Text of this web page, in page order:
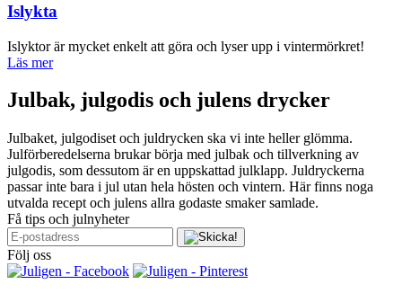
Islykta
Islyktor är mycket enkelt att göra och lyser upp i vintermörkret!
Läs mer
Julbak, julgodis och julens drycker
Julbaket, julgodiset och juldrycken ska vi inte heller glömma.
Julförberedelserna brukar börja med julbak och tillverkning av
julgodis, som dessutom är en uppskattad julklapp. Juldryckerna
passar inte bara i jul utan hela hösten och vintern. Här finns noga
utvalda recept och julens allra godaste smaker samlade.
Få tips och julnyheter
Följ oss